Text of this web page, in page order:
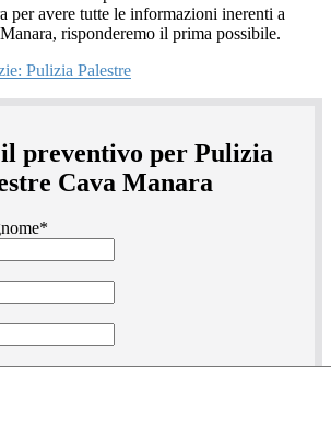
Pulizia Palestre
preventivo per Pulizia
Cava Manara
*